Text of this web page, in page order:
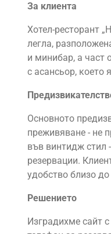
За клиента
Хотел-ресторант
легла,
и минибар, а част
с асансьор, което
Основното
преживяване - не
във винтидж стил
резервации.
удобство близо
Решението
Изградихме сайт